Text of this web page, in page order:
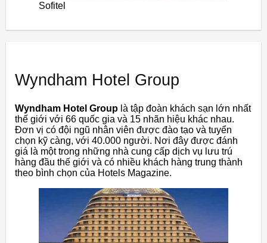
Sofitel
Wyndham Hotel Group
Wyndham Hotel Group là tập đoàn khách sạn lớn nhất
thế giới với 66 quốc gia và 15 nhãn hiệu khác nhau.
Đơn vị có đội ngũ nhân viên được đào tạo và tuyển
chọn kỹ càng, với 40.000 người. Nơi đây được đánh
giá là một trong những nhà cung cấp dịch vụ lưu trú
hàng đầu thế giới và có nhiều khách hàng trung thành
theo bình chọn của Hotels Magazine.